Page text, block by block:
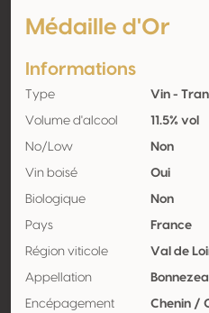
Médaille d'Or
Informations
Type Vin -
Volume d'alcool 11.5% vol
No/Low Non
Vin boisé Oui
Biologique Non
Pays France
Région viticole Val de
Appellation
Encépagement Chenin /